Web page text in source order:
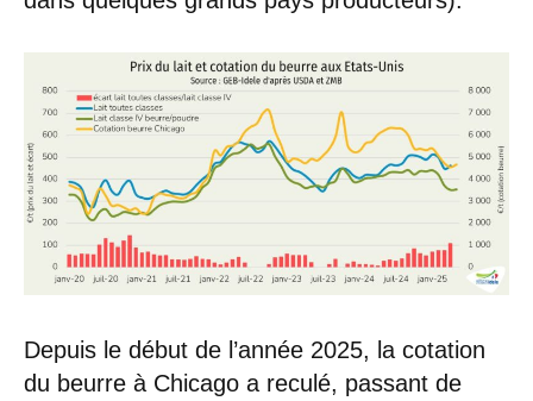
Depuis le début de l’année 2025, la cotation
du beurre à Chicago a reculé, passant de